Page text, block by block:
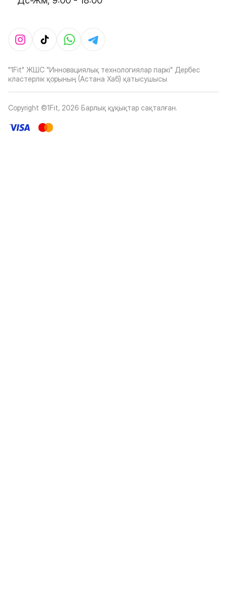
"1Fit" ЖШС "Инновациялық технологиялар паркі" Дербес
кластерлік қорының (Астана Хаб) қатысушысы
Copyright ©1Fit, 2026 Барлық құқықтар сақталған.